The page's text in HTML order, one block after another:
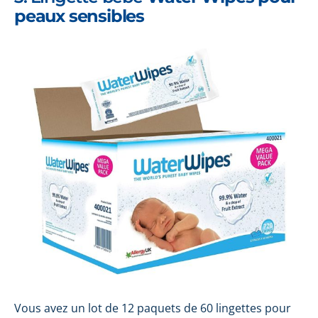
peaux sensibles
Vous avez un lot de 12 paquets de 60 lingettes pour